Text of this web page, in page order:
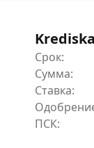
Krediska
Срок:
Сумма:
Ставка: